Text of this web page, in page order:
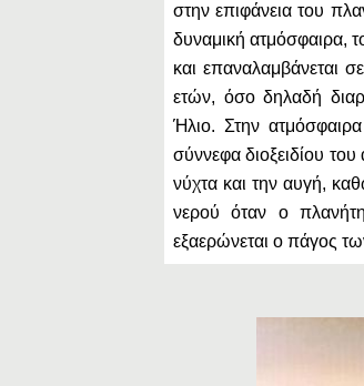
στην επιφάνεια του
δυναμική ατμόσφαιρα,
και επαναλαμβάνεται
ετών, όσο δηλαδή
Ήλιο. Στην
σύννεφα διοξειδίου
νύχτα και την αυγή,
νερού όταν ο
εξαερώνεται ο πάγος